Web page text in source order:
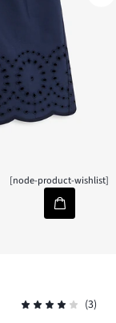
[node-product-wishlist]
(3)